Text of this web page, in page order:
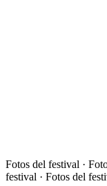
Fotos del festival ·
festival · Fotos del